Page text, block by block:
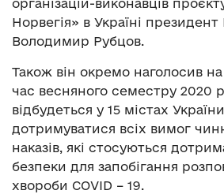
організацій-виконавців
Норвегія» в Україні
Володимир Рубцов.
Також він окремо наголосив на
час весняного семестру 2020
відбудеться у 15 містах
дотримуватися всіх вимог
наказів, які стосуються
безпеки для запобігання
хвороби COVID – 19.